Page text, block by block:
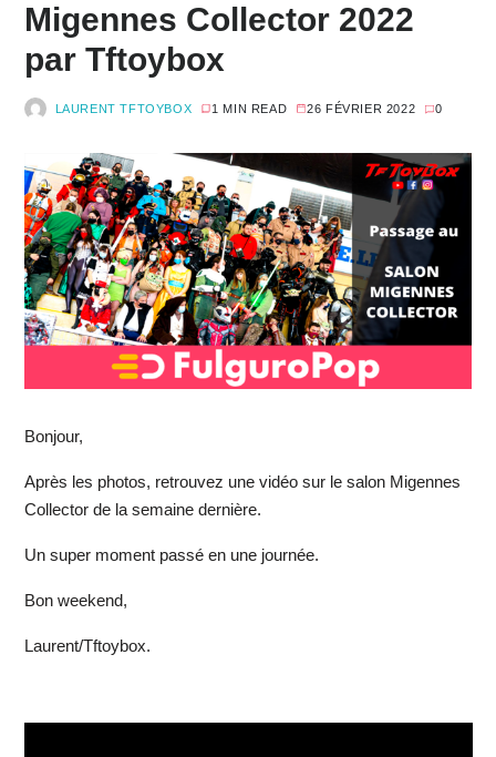
Migennes Collector 2022
par Tftoybox
LAURENT TFTOYBOX 1 MIN READ 26 FÉVRIER 2022 0
Bonjour,
Après les photos, retrouvez une vidéo sur le salon Migennes
Collector de la semaine dernière.
Un super moment passé en une journée.
Bon weekend,
Laurent/Tftoybox.